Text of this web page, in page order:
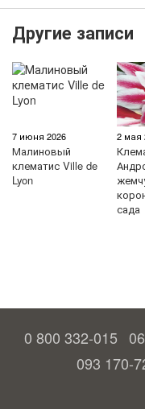
Другие записи
7 июня 2026
Малиновый
клематис Ville de
Lyon
2 мая
сада
0 800 332-015
093 170-